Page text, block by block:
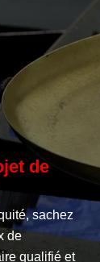
de
sachez
de
qualifié et